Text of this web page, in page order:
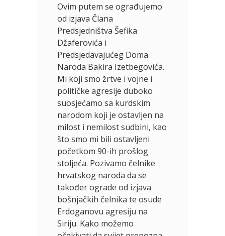
Ovim putem se ograđujemo
od izjava Člana
Predsjedništva Šefika
Džaferovića i
Predsjedavajućeg Doma
Naroda Bakira Izetbegovića.
Mi koji smo žrtve i vojne i
političke agresije duboko
suosjećamo sa kurdskim
narodom koji je ostavljen na
milost i nemilost sudbini, kao
što smo mi bili ostavljeni
početkom 90-ih prošlog
stoljeća. Pozivamo čelnike
hrvatskog naroda da se
također ograde od izjava
bošnjačkih čelnika te osude
Erdoganovu agresiju na
Siriju. Kako možemo